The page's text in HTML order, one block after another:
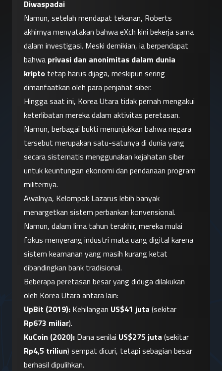
Diwaspadai
Namun, setelah mendapat tekanan, Roberts
akhirnya menyatakan bahwa eXch kini bekerja sama
dalam investigasi. Meski demikian, ia berpendapat
bahwa privasi dan anonimitas dalam dunia
kripto tetap harus dijaga, meskipun sering
dimanfaatkan oleh para penjahat siber.
Hingga saat ini, Korea Utara tidak pernah mengakui
keterlibatan mereka dalam aktivitas peretasan.
Namun, berbagai bukti menunjukkan bahwa negara
tersebut merupakan satu-satunya di dunia yang
secara sistematis menggunakan kejahatan siber
untuk keuntungan ekonomi dan pendanaan program
militernya.
Awalnya, Kelompok Lazarus lebih banyak
menargetkan sistem perbankan konvensional.
Namun, dalam lima tahun terakhir, mereka mulai
fokus menyerang industri mata uang digital karena
sistem keamanan yang masih kurang ketat
dibandingkan bank tradisional.
Beberapa peretasan besar yang diduga dilakukan
oleh Korea Utara antara lain:
UpBit (2019): Kehilangan US$41 juta
Rp673 miliar).
KuCoin (2020): Dana senilai US$275 juta
Rp4,5 triliun) sempat dicuri, tetapi sebagian besar
berhasil dipulihkan.